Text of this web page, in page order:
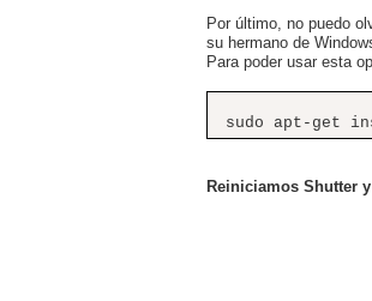
Por último, no puedo
su hermano de
Para poder usar esta
sudo apt-get
Reiniciamos Shutter